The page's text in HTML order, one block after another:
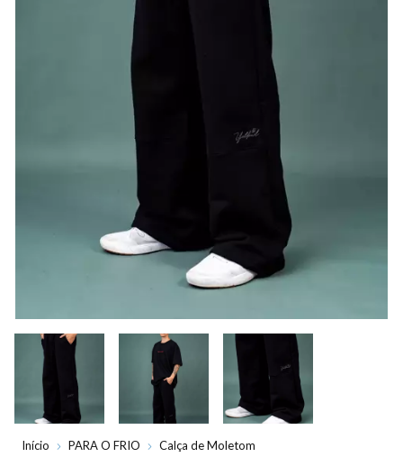
Início PARA O FRIO Calça de Moletom